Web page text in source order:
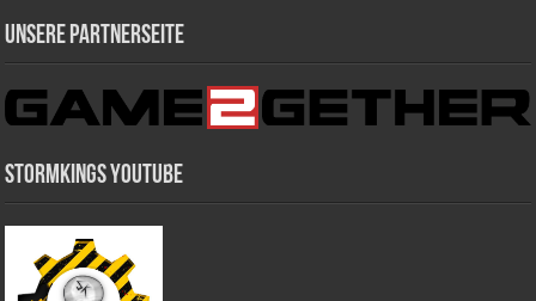
Unsere Partnerseite
Stormkings Youtube